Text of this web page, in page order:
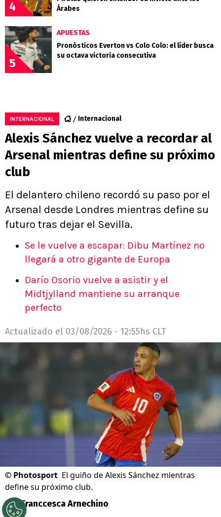
4
Árabes
5
APUESTAS
Pronósticos Everton vs Colo Colo: el líder busca
su octava victoria consecutiva
INTERNACIONAL Internacional
Alexis Sánchez vuelve a recordar al
Arsenal mientras define su próximo
club
El delantero chileno recordó su paso por el
Arsenal desde Londres mientras define su
futuro tras dejar el Sevilla.
Se le vuelve a escapar: Dibu Martínez no
llegará a otro gigante de Europa
Darío Osorio vuelve a asistir y el
Midtjylland mantiene su arranque
perfecto
Actualizado el 03/08/2026 - 12:55hs CLT
© Photosport El guiño de Alexis Sánchez mientras
define su próximo club.
Por Franccesca Arnechino